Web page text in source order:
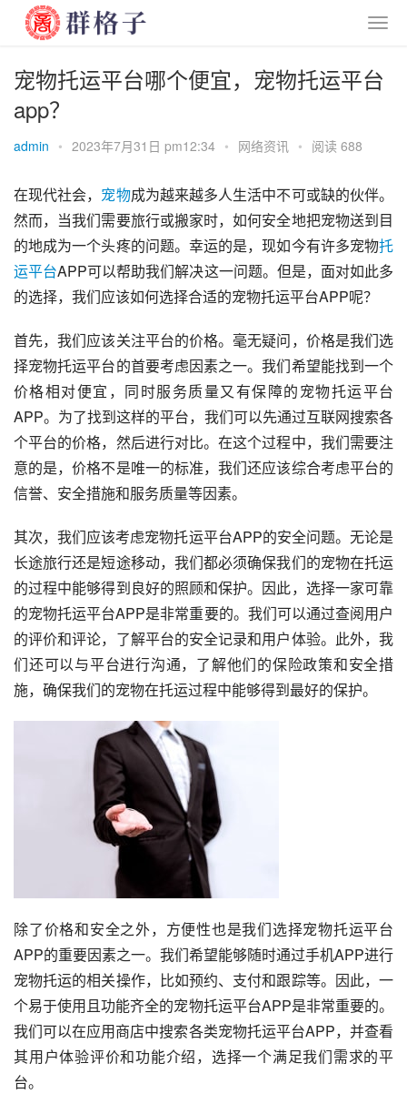
宠物托运平台哪个便宜，宠物托运平台
app？
admin • 2023年7月31日 pm12:34 • 网络资讯 • 阅读 688
在现代社会， 宠物成为越来越多人生活中不可或缺的伙伴。
然而，当我们需要旅行或搬家时，如何安全地把宠物送到目
的地成为一个头疼的问题。幸运的是，现如今有许多宠物托
运平台APP可以帮助我们解决这一问题。但是，面对如此多
的选择，我们应该如何选择合适的宠物托运平台APP呢？
首先，我们应该关注平台的价格。毫无疑问，价格是我们选
择宠物托运平台的首要考虑因素之一。我们希望能找到一个
价格相对便宜，同时服务质量又有保障的宠物托运平台
APP。为了找到这样的平台，我们可以先通过互联网搜索各
个平台的价格，然后进行对比。在这个过程中，我们需要注
意的是，价格不是唯一的标准，我们还应该综合考虑平台的
信誉、安全措施和服务质量等因素。
其次，我们应该考虑宠物托运平台APP的安全问题。无论是
长途旅行还是短途移动，我们都必须确保我们的宠物在托运
的过程中能够得到良好的照顾和保护。因此，选择一家可靠
的宠物托运平台APP是非常重要的。我们可以通过查阅用户
的评价和评论，了解平台的安全记录和用户体验。此外，我
们还可以与平台进行沟通，了解他们的保险政策和安全措
施，确保我们的宠物在托运过程中能够得到最好的保护。
除了价格和安全之外，方便性也是我们选择宠物托运平台
APP的重要因素之一。我们希望能够随时通过手机APP进行
宠物托运的相关操作，比如预约、支付和跟踪等。因此，一
个易于使用且功能齐全的宠物托运平台APP是非常重要的。
我们可以在应用商店中搜索各类宠物托运平台APP，并查看
其用户体验评价和功能介绍，选择一个满足我们需求的平
台。